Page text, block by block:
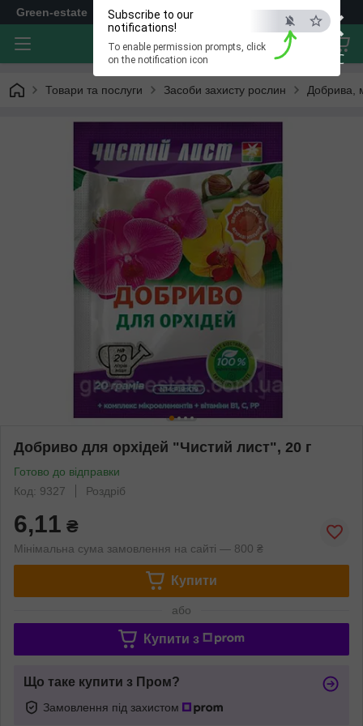
×
ESC
Subscribe to our
notifications!
To enable permission prompts, click
on the notification icon
Green-estate
Товари та послуги Засоби захисту рослин Добрива,
Добриво для орхідей "Чистий лист", 20 г
Готово до відправки
Код: 9327
Роздріб
6,11 ₴
Мінімальна сума замовлення на сайті — 800 ₴
Купити
або
Купити з
Що таке купити з Пром?
Замовлення під захистом